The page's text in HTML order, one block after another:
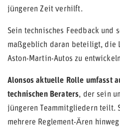
jüngeren Zeit verhilft.
Sein technisches Feedback und
maßgeblich daran beteiligt, die
Aston-Martin-Autos zu
Alonsos aktuelle Rolle umfasst
technischen Beraters, der sein
jüngeren Teammitgliedern teilt.
mehrere Reglement-Ären